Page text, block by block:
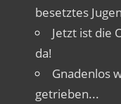
besetztes
Jetzt ist die
da!
Gnadenlos
getrieben...